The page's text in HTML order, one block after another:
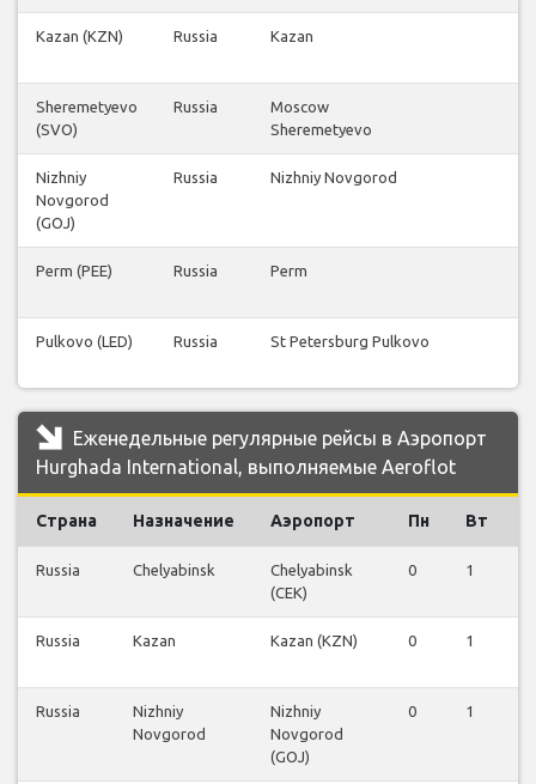
Kazan (KZN) Russia Kazan
Sheremetyevo
(SVO)
Russia
Moscow
Sheremetyevo
Nizhniy
Novgorod
(GOJ)
Russia Nizhniy Novgorod
Perm (PEE) Russia Perm
Pulkovo (LED) Russia St Petersburg Pulkovo
Еженедельные регулярные рейсы в Аэропорт
Hurghada International, выполняемые Aeroflot
Страна Назначение Аэропорт Пн Вт
Russia Chelyabinsk
Chelyabinsk
(CEK)
0 1
Russia Kazan Kazan (KZN) 0 1
Russia
Nizhniy
Novgorod
Nizhniy
Novgorod
(GOJ)
0 1